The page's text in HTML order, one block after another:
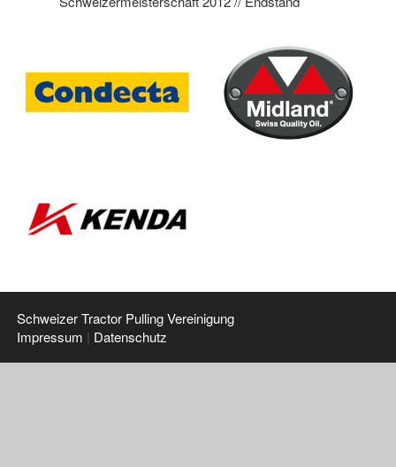
Schweizer Tractor Pulling Vereinigung
Impressum | Datenschutz